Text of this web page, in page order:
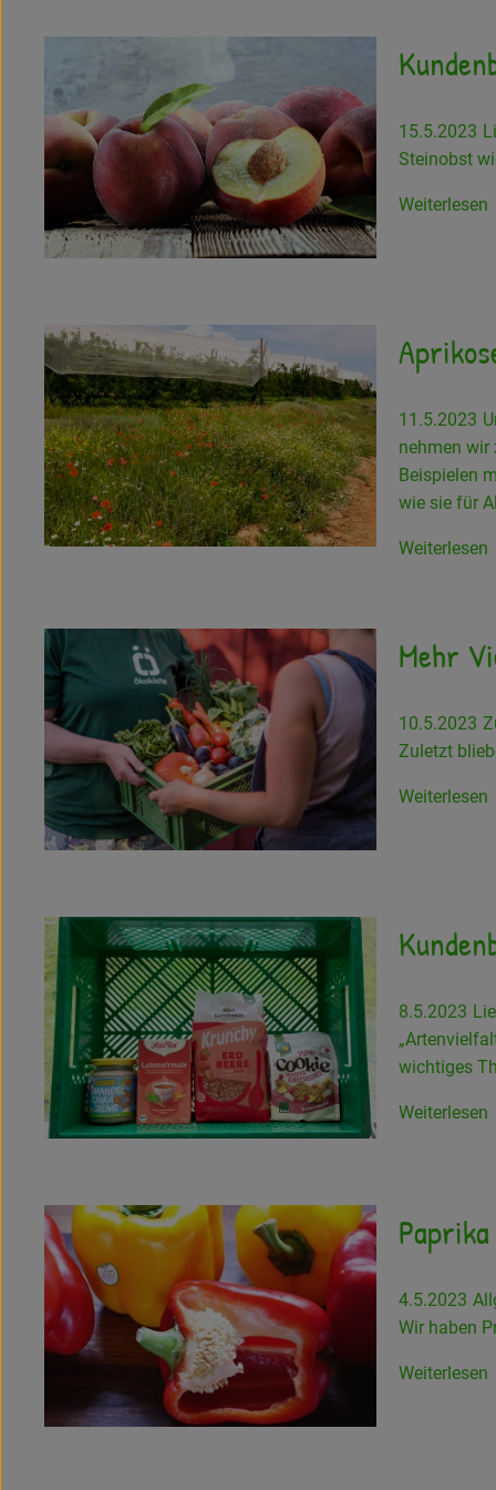
15.5.2023
Steinobst
Weiterlesen
11.5.2023
nehmen wir
Beispielen
wie sie für
Weiterlesen
Mehr
10.5.2023
Zuletzt
Weiterlesen
8.5.2023
wichtiges
Weiterlesen
4.5.2023
Wir haben
Weiterlesen